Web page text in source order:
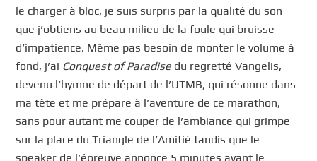
le charger à bloc, je suis surpris par la qualité du son
que j’obtiens au beau milieu de la foule qui bruisse
d’impatience. Même pas besoin de monter le volume à
fond, j’ai Conquest of Paradise du regretté Vangelis,
devenu l’hymne de départ de l’UTMB, qui résonne dans
ma tête et me prépare à l’aventure de ce marathon,
sans pour autant me couper de l’ambiance qui grimpe
sur la place du Triangle de l’Amitié tandis que le
speaker de l’épreuve annonce 5 minutes avant le